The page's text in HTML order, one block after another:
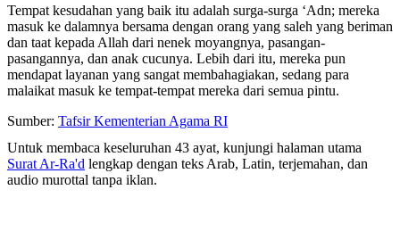
Tempat kesudahan yang baik itu adalah surga-surga ‘Adn; mereka
masuk ke dalamnya bersama dengan orang yang saleh yang beriman
dan taat kepada Allah dari nenek moyangnya, pasangan-
pasangannya, dan anak cucunya. Lebih dari itu, mereka pun
mendapat layanan yang sangat membahagiakan, sedang para
malaikat masuk ke tempat-tempat mereka dari semua pintu.
Sumber: Tafsir Kementerian Agama RI
Untuk membaca keseluruhan 43 ayat, kunjungi halaman utama
Surat Ar-Ra'd lengkap dengan teks Arab, Latin, terjemahan, dan
audio murottal tanpa iklan.